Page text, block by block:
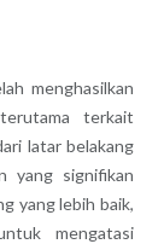
menghasilkan
terkait
latar belakang
yang signifikan
yang lebih baik,
mengatasi